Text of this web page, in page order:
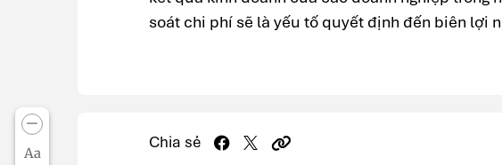
Aa
soát chi phí sẽ là yếu tố quyết định đến biên lợi
Chia sẻ